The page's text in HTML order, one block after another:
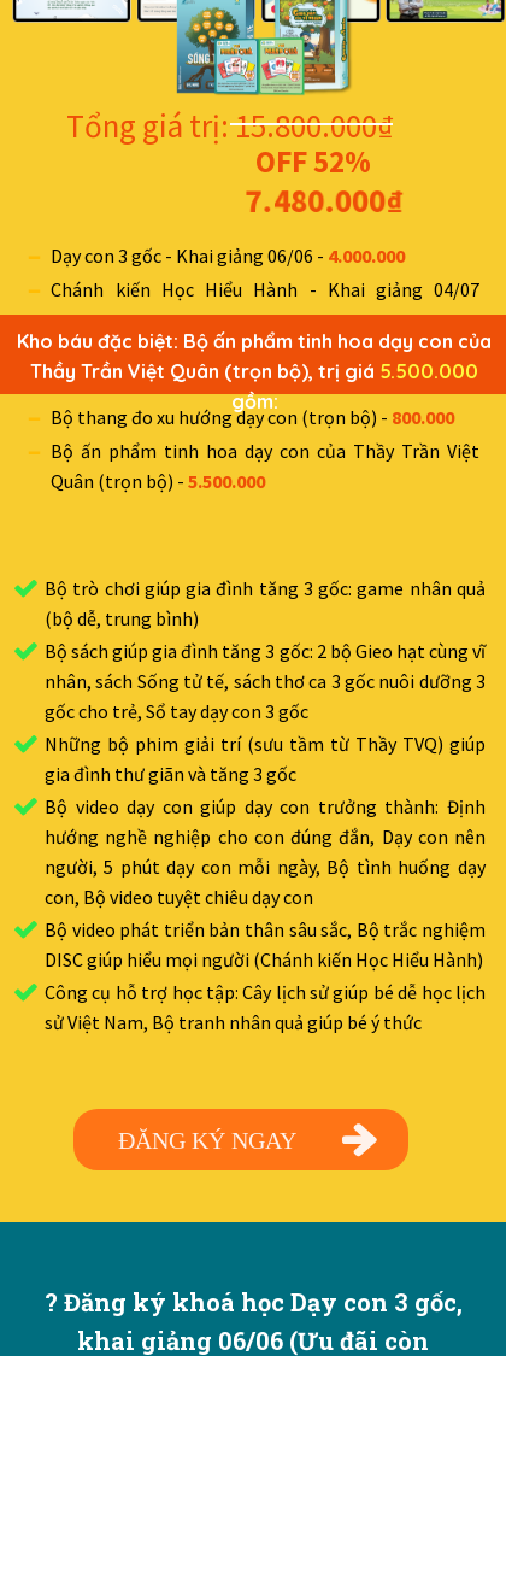
Dạy con 3 gốc - Khai giảng 06/06 - 4.000.000
Chánh kiến Học Hiểu Hành - Khai giảng 04/07
-4.000.000
Kỹ năng sống 3 gốc cho bé 6-12 tuổi - Dự kiến tháng
8 khai giảng - 1.500.000
Bộ thang đo xu hướng dạy con (trọn bộ) - 800.000
Bộ ấn phẩm tinh hoa dạy con của Thầy Trần Việt
Quân (trọn bộ) -5.500.000
OFF 52%
ĐĂNG KÝ NGAY
Tổng giá trị: 15.800.000₫
7.480.000₫
Bộ trò chơi giúp gia đình tăng 3 gốc: game nhân quả
(bộ dễ, trung bình)
Bộ sách giúp gia đình tăng 3 gốc: 2 bộ Gieo hạt cùng vĩ
nhân, sách Sống tử tế, sách thơ ca 3 gốc nuôi dưỡng 3
gốc cho trẻ, Sổ tay dạy con 3 gốc
Những bộ phim giải trí (sưu tầm từ Thầy TVQ) giúp
gia đình thư giãn và tăng 3 gốc
Bộ video dạy con giúp dạy con trưởng thành: Định
hướng nghề nghiệp cho con đúng đắn, Dạy con nên
người, 5 phút dạy con mỗi ngày, Bộ tình huống dạy
con, Bộ video tuyệt chiêu dạy con
Bộ video phát triển bản thân sâu sắc, Bộ trắc nghiệm
DISC giúp hiểu mọi người (Chánh kiến Học Hiểu Hành)
Công cụ hỗ trợ học tập: Cây lịch sử giúp bé dễ học lịch
sử Việt Nam, Bộ tranh nhân quả giúp bé ý thức
Kho báu đặc biệt: Bộ ấn phẩm tinh hoa dạy con của
Thầy Trần Việt Quân (trọn bộ), trị giá 5.500.000
gồm:
? Đăng ký khoá học Dạy con 3 gốc,
khai giảng 06/06 (Ưu đãi còn